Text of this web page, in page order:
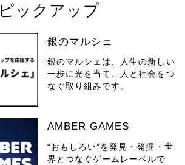
ピックアップ
銀のマルシェ
銀のマルシェは、人生の新しい
一歩に光を当て、人と社会をつ
なぐ取り組みです。
AMBER GAMES
“おもしろい”を発見・発掘・世
界とつなぐゲームレーベルで